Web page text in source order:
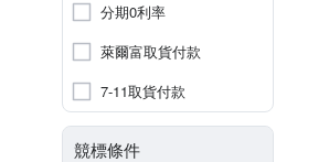
分期0利率
萊爾富取貨付款
7-11取貨付款
競標條件